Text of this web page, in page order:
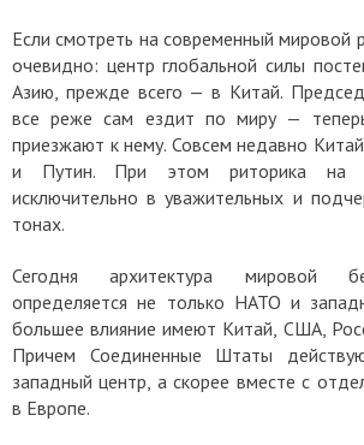
Если смотреть на современный мировой
очевидно: центр глобальной силы
Азию, прежде всего — в Китай.
все реже сам ездит по миру —
приезжают к нему. Совсем недавно
и Путин. При этом риторика на
исключительно в уважительных и
тонах.
Сегодня архитектура мировой
определяется не только НАТО и
большее влияние имеют Китай, США,
Причем Соединенные Штаты
западный центр, а скорее вместе с
в Европе.